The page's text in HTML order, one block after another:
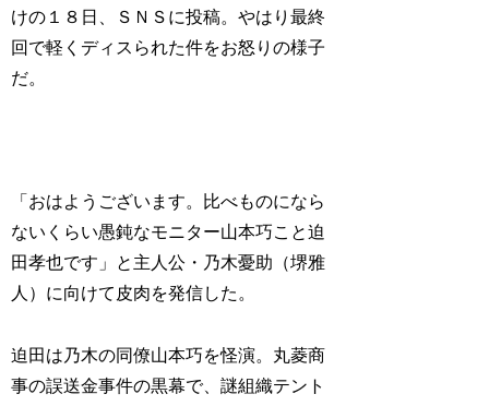
けの１８日、ＳＮＳに投稿。やはり最終
回で軽くディスられた件をお怒りの様子
だ。
「おはようございます。比べものになら
ないくらい愚鈍なモニター山本巧こと迫
田孝也です」と主人公・乃木憂助（堺雅
人）に向けて皮肉を発信した。
迫田は乃木の同僚山本巧を怪演。丸菱商
事の誤送金事件の黒幕で、謎組織テント